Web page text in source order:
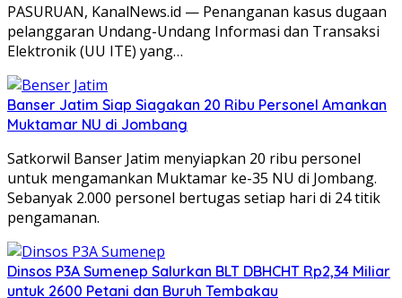
PASURUAN, KanalNews.id — Penanganan kasus dugaan
pelanggaran Undang-Undang Informasi dan Transaksi
Elektronik (UU ITE) yang…
Banser Jatim Siap Siagakan 20 Ribu Personel Amankan
Muktamar NU di Jombang
Satkorwil Banser Jatim menyiapkan 20 ribu personel
untuk mengamankan Muktamar ke-35 NU di Jombang.
Sebanyak 2.000 personel bertugas setiap hari di 24 titik
pengamanan.
Dinsos P3A Sumenep Salurkan BLT DBHCHT Rp2,34 Miliar
untuk 2600 Petani dan Buruh Tembakau